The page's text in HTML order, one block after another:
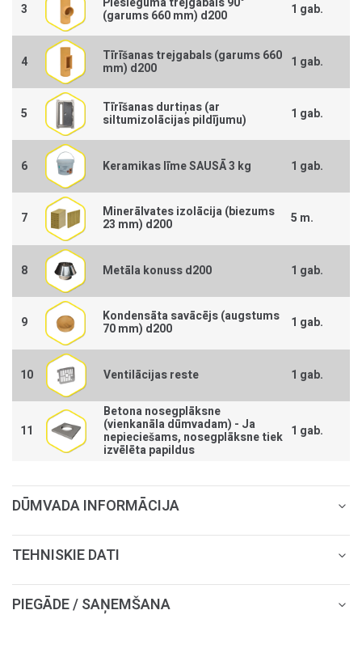
3 (garums 660 mm) d200 1 gab.
4 Tīrīšanas trejgabals (garums 660
mm) d200 1 gab.
5 Tīrīšanas durtiņas (ar
siltumizolācijas pildījumu) 1 gab.
6 Keramikas līme SAUSĀ 3 kg 1 gab.
7 Minerālvates izolācija (biezums
23 mm) d200 5 m.
8 Metāla konuss d200 1 gab.
9 Kondensāta savācējs (augstums
70 mm) d200 1 gab.
10 Ventilācijas reste 1 gab.
11
Betona nosegplāksne
(vienkanāla dūmvadam) - Ja
nepieciešams, nosegplāksne tiek
izvēlēta papildus
1 gab.
DŪMVADA INFORMĀCIJA
TEHNISKIE DATI
PIEGĀDE / SAŅEMŠANA